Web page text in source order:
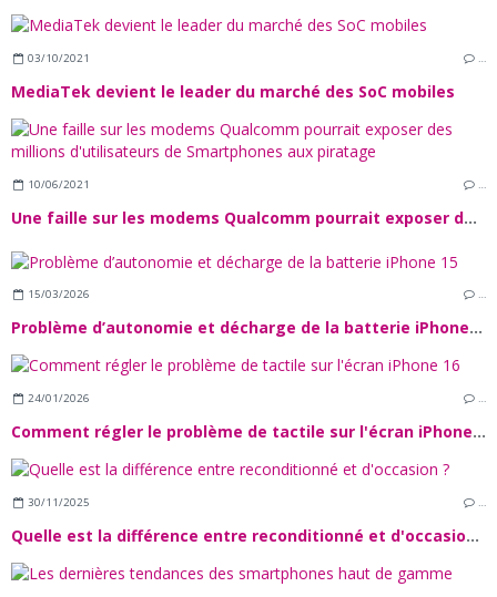
03/10/2021 …
MediaTek devient le leader du marché des SoC mobiles
10/06/2021 …
Une faille sur les modems Qualcomm pourrait exposer des millions d'utilisateurs de Smartphones aux piratage
15/03/2026 …
Problème d’autonomie et décharge de la batterie iPhone 15
24/01/2026 …
Comment régler le problème de tactile sur l'écran iPhone 16
30/11/2025
Quelle est la différence entre reconditionné et d'occasion ?